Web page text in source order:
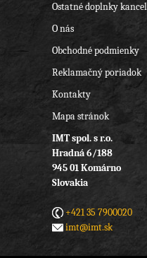
Ostatné doplnky
O nás
Obchodné podmienky
Reklamačný poriadok
Kontakty
Mapa stránok
IMT spol. s r.o.
Hradná 6/188
945 01 Komárno
Slovakia
+421 35 7900020
imt@imt.sk